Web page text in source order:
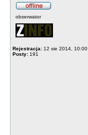
obserwator
Rejestracja: 12 sie 2014, 10:00
Posty: 191